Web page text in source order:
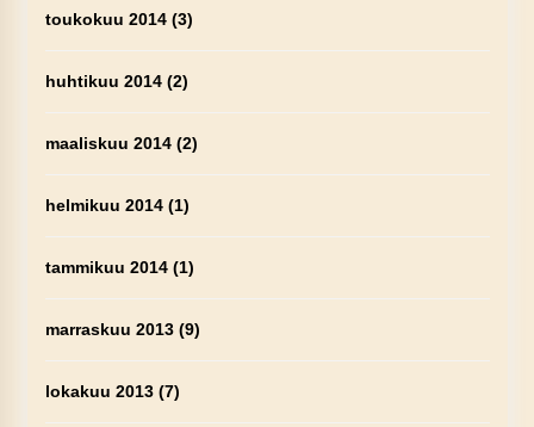
toukokuu 2014(3)
huhtikuu 2014(2)
maaliskuu 2014(2)
helmikuu 2014(1)
tammikuu 2014(1)
marraskuu 2013(9)
lokakuu 2013(7)